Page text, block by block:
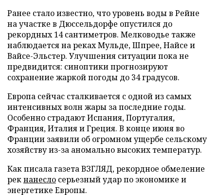
Ранее стало известно, что уровень воды в Рейне
на участке в Дюссельдорфе опустился до
рекордных 14 сантиметров. Мелководье также
наблюдается на реках Мульде, Шпрее, Найсе и
Вайсе-Эльстер. Улучшения ситуации пока не
предвидится: синоптики прогнозируют
сохранение жаркой погоды до 34 градусов.
Европа сейчас сталкивается с одной из самых
интенсивных волн жары за последние годы.
Особенно страдают Испания, Португалия,
Франция, Италия и Греция. В конце июня во
Франции заявили об огромном ущербе сельскому
хозяйству из-за аномально высоких температур.
Как писала газета ВЗГЛЯД, рекордное обмеление
рекнанесло серьезный удар по экономике и
энергетике Европы.